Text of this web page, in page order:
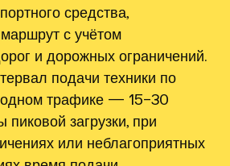
средства,
с учётом
и дорожных ограничений.
подачи техники по
трафике — 15–30
загрузки, при
или неблагоприятных